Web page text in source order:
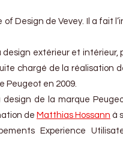
Design de Vevey. Il a fait
extérieur et intérieur,
chargé de la réalisation
Peugeot en 2009.
de la marque
de Matthias Hossann à
Experience